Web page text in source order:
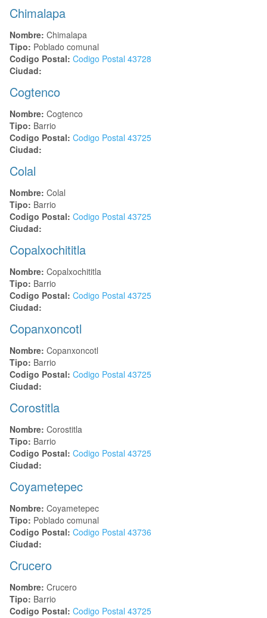
Chimalapa
Nombre: Chimalapa
Tipo: Poblado comunal
Codigo Postal: Codigo Postal 43728
Ciudad:
Cogtenco
Nombre: Cogtenco
Tipo: Barrio
Codigo Postal: Codigo Postal 43725
Ciudad:
Colal
Nombre: Colal
Tipo: Barrio
Codigo Postal: Codigo Postal 43725
Ciudad:
Copalxochititla
Nombre: Copalxochititla
Tipo: Barrio
Codigo Postal: Codigo Postal 43725
Ciudad:
Copanxoncotl
Nombre: Copanxoncotl
Tipo: Barrio
Codigo Postal: Codigo Postal 43725
Ciudad:
Corostitla
Nombre: Corostitla
Tipo: Barrio
Codigo Postal: Codigo Postal 43725
Ciudad:
Coyametepec
Nombre: Coyametepec
Tipo: Poblado comunal
Codigo Postal: Codigo Postal 43736
Ciudad:
Crucero
Nombre: Crucero
Tipo: Barrio
Codigo Postal: Codigo Postal 43725